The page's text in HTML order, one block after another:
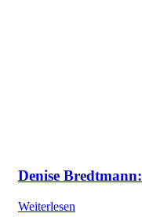
Denise
Weiterlesen